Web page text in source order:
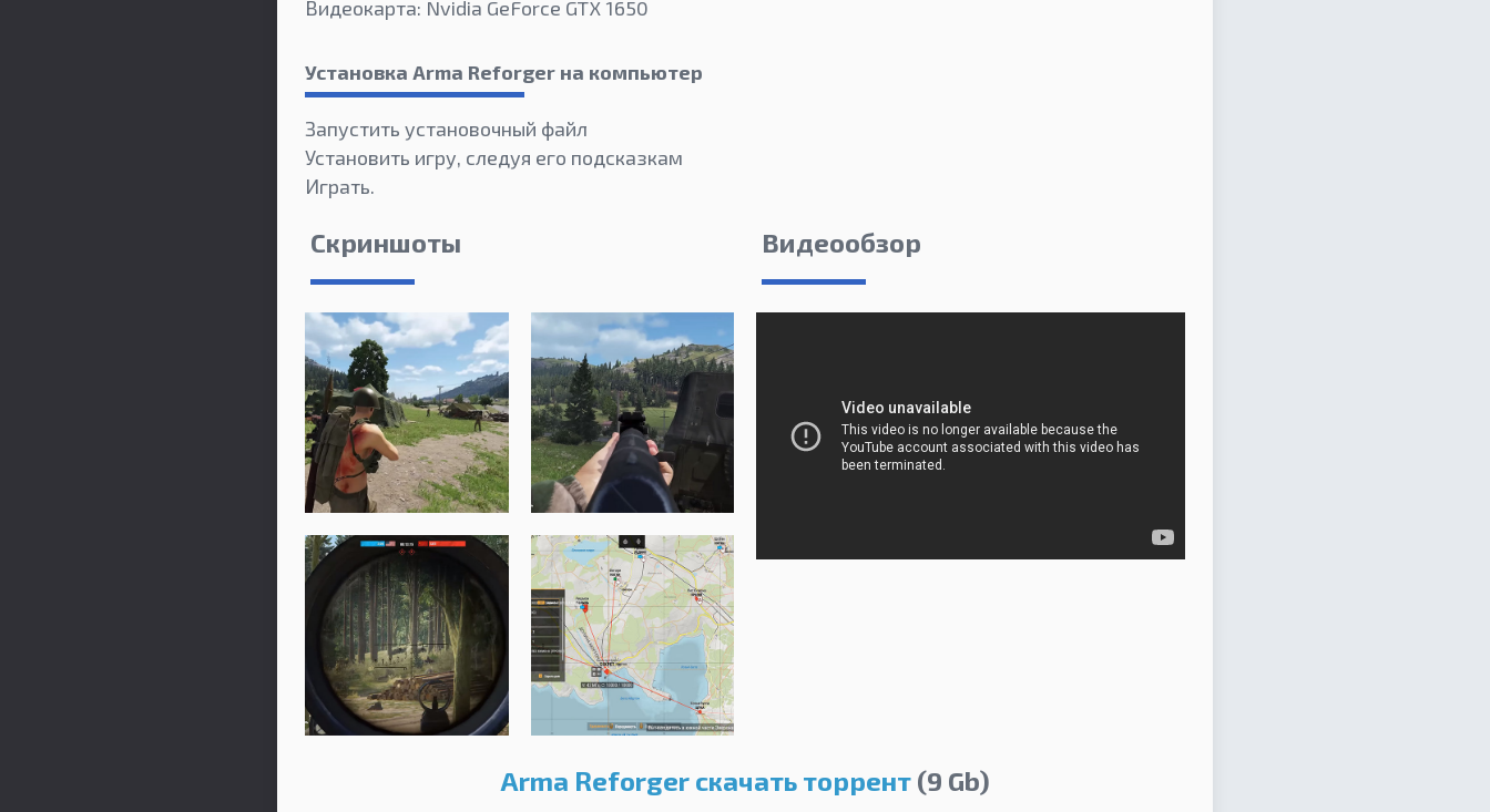
Видеокарта: Nvidia GeForce GTX 1650
Установка Arma Reforger на компьютер
Запустить установочный файл
Установить игру, следуя его подсказкам
Играть.
Скриншоты Видеообзор
Arma Reforger скачать торрент (9 Gb)